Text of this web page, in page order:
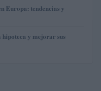
Europa: tendencias y
y mejorar sus